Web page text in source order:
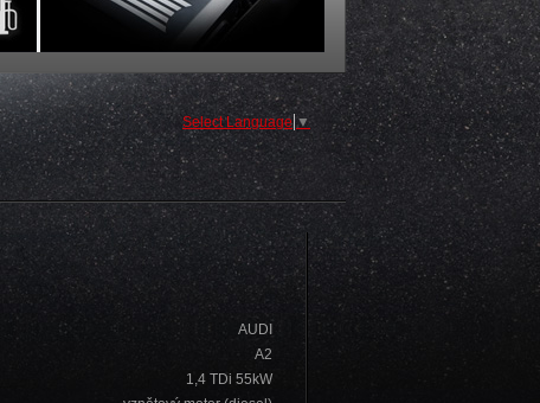
Select Language ▼
AUDI
A2
1,4 TDi 55kW